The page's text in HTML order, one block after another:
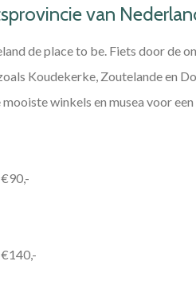
van
de place to be. Fiets door de
Koudekerke, Zoutelande en
winkels en musea voor